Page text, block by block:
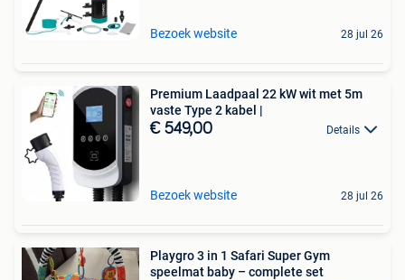
Bezoek website 28 jul 26
Premium Laadpaal 22 kW wit met 5m
vaste Type 2 kabel |
€ 549,00 Details
Bezoek website 28 jul 26
Playgro 3 in 1 Safari Super Gym
speelmat baby – complete set